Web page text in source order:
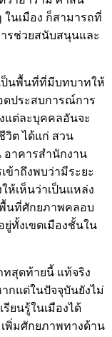
นเมือง ก็สามารถที่
รช่วยสนับสนุนและ
ป็นพื้นที่ที่มีบทบาทให้
ดประสบการณ์การ
แต่ละบุคคลอันจะ
วิต ได้แก่ สวน
อาคารสำนักงาน
ข้าถึงพบว่ามีระยะ
ห้เห็นว่าเป็นแหล่ง
พื้นที่ศักยภาพคลอบ
ทั้งเขตเมืองชั้นใน
ทสุดท้ายนี้ แท้จริง
กแต่ในปัจจุบันยังไม่
ยนรู้ในเมืองได้
พิ่มศักยภาพทางด้าน